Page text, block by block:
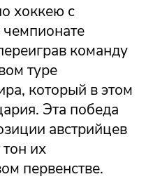
хоккею с
чемпионате
команду
туре
который в этом
Эта победа
австрийцев
их
первенстве.